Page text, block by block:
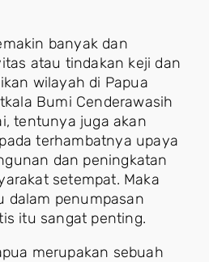
banyak dan
atau tindakan keji dan
wilayah di Papua
Bumi Cenderawasih
tentunya juga akan
terhambatnya upaya
dan peningkatan
setempat. Maka
dalam penumpasan
itu sangat penting.
merupakan sebuah